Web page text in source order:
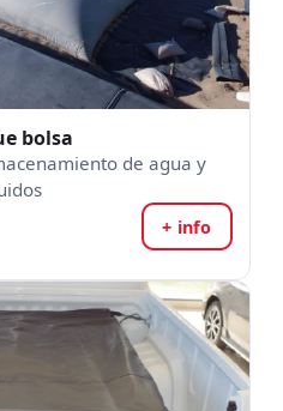
bolsa
de agua y
+ info